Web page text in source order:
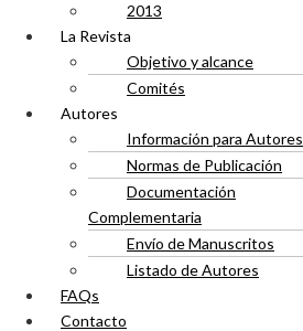
2013
La Revista
Objetivo y alcance
Comités
Autores
Información para Autores
Normas de Publicación
Documentación
Complementaria
Envío de Manuscritos
Listado de Autores
FAQs
Contacto